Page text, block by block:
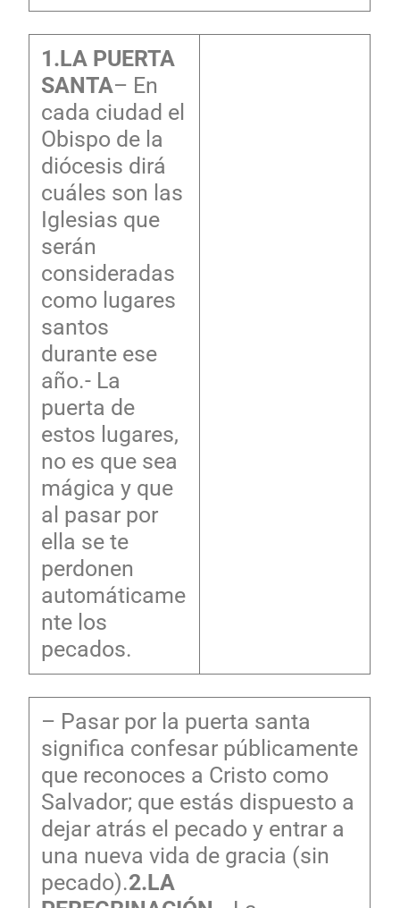
1.LA PUERTA
SANTA– En
cada ciudad el
Obispo de la
diócesis dirá
cuáles son las
Iglesias que
serán
consideradas
como lugares
santos
durante ese
año.- La
puerta de
estos lugares,
no es que sea
mágica y que
al pasar por
ella se te
perdonen
automáticame
nte los
pecados.
– Pasar por la puerta santa
significa confesar públicamente
que reconoces a Cristo como
Salvador; que estás dispuesto a
dejar atrás el pecado y entrar a
una nueva vida de gracia (sin
pecado).2.LA